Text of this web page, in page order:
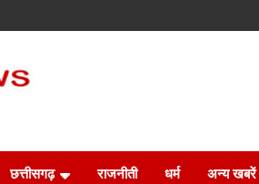
छत्तीसगढ़ राजनीती धर्म अन्य खबरें